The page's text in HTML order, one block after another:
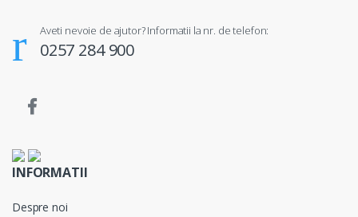
Aveti nevoie de ajutor? Informatii la nr. de telefon:
0257 284 900
INFORMATII
Despre noi